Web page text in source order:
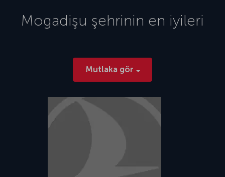
Mogadişu şehrinin en iyileri
Mutlaka gör